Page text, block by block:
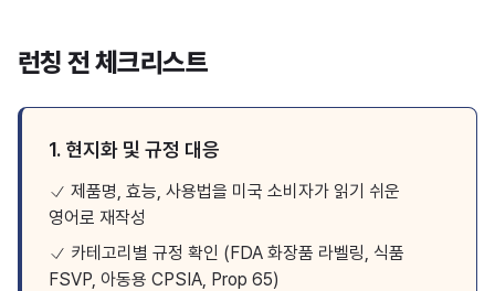
런칭 전 체크리스트
1. 현지화 및 규정 대응
제품명, 효능, 사용법을 미국 소비자가 읽기 쉬운
영어로 재작성
카테고리별 규정 확인 (FDA 화장품 라벨링, 식품
FSVP, 아동용 CPSIA, Prop 65)